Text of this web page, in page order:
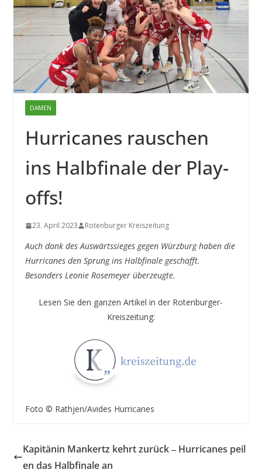
DAMEN
Hurricanes rauschen
ins Halbfinale der Play-
offs!
23. April 2023 Rotenburger Kreiszeitung
Auch dank des Auswärtssieges gegen Würzburg haben die
Hurricanes den Sprung ins Halbfinale geschafft.
Besonders Leonie Rosemeyer überzeugte.
Lesen Sie den ganzen Artikel in der Rotenburger-
Kreiszeitung:
Foto © Rathjen/Avides Hurricanes
Kapitänin Mankertz kehrt zurück ‒ Hurricanes peil
en das Halbfinale an